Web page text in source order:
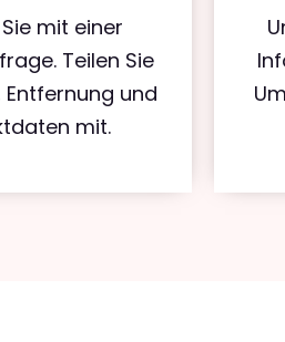
mit einer
Teilen Sie
Entfernung und
mit.